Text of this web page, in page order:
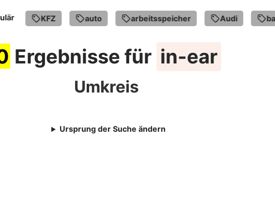
KFZ auto arbeitsspeicher Audi
Ergebnisse für in-ear
Umkreis
Ursprung der Suche ändern